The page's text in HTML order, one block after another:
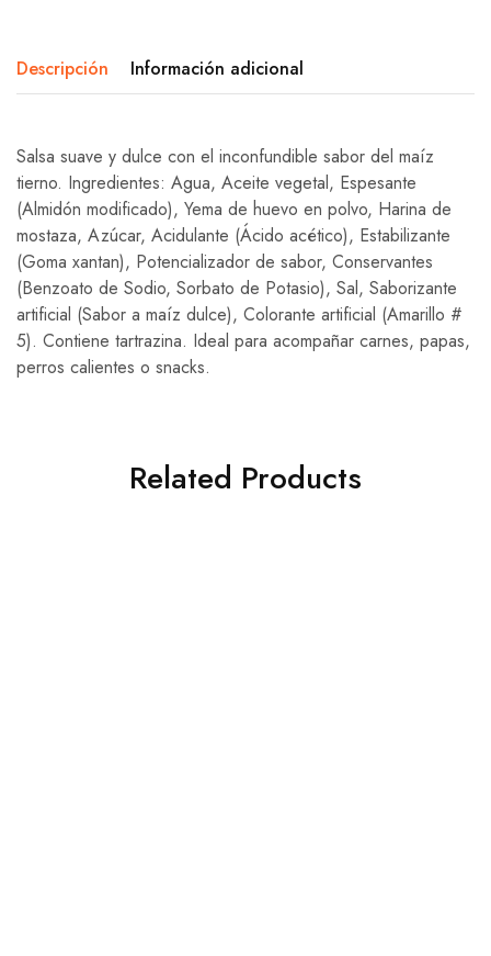
Descripción Información adicional
Salsa suave y dulce con el inconfundible sabor del maíz
tierno. Ingredientes: Agua, Aceite vegetal, Espesante
(Almidón modificado), Yema de huevo en polvo, Harina de
mostaza, Azúcar, Acidulante (Ácido acético), Estabilizante
(Goma xantan), Potencializador de sabor, Conservantes
(Benzoato de Sodio, Sorbato de Potasio), Sal, Saborizante
artificial (Sabor a maíz dulce), Colorante artificial (Amarillo #
5). Contiene tartrazina. Ideal para acompañar carnes, papas,
perros calientes o snacks.
Related Products